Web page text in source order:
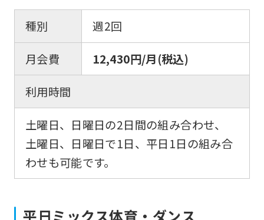
種別
週2回
月会費
12,430円/月(税込)
利用時間
土曜日、日曜日の2日間の組み合わせ、
土曜日、日曜日で1日、平日1日の組み合
わせも可能です。
平日ミックス体育・ダンス